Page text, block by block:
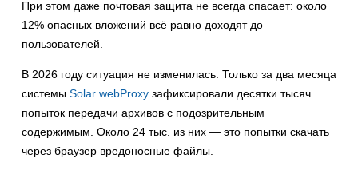
При этом даже почтовая защита не всегда спасает: около
12% опасных вложений всё равно доходят до
пользователей.
В 2026 году ситуация не изменилась. Только за два месяца
системы Solar webProxy зафиксировали десятки тысяч
попыток передачи архивов с подозрительным
содержимым. Около 24 тыс. из них — это попытки скачать
через браузер вредоносные файлы.